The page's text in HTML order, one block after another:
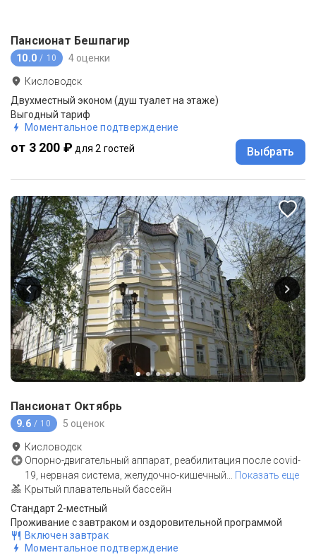
Пансионат Бешпагир
10.0 / 10 4 оценки
Кисловодск
Двухместный эконом (душ туалет на этаже)
Выгодный тариф
Моментальное подтверждение
от 3 200 ₽ для 2 гостей Выбрать
Пансионат Октябрь
9.6 / 10 5 оценок
Кисловодск
Опорно-двигательный аппарат, реабилитация после covid-
19, нервная система, желудочно-кишечный
Показать еще
Крытый плавательный бассейн
Стандарт 2-местный
Проживание с завтраком и оздоровительной программой
Включен завтрак
Моментальное подтверждение